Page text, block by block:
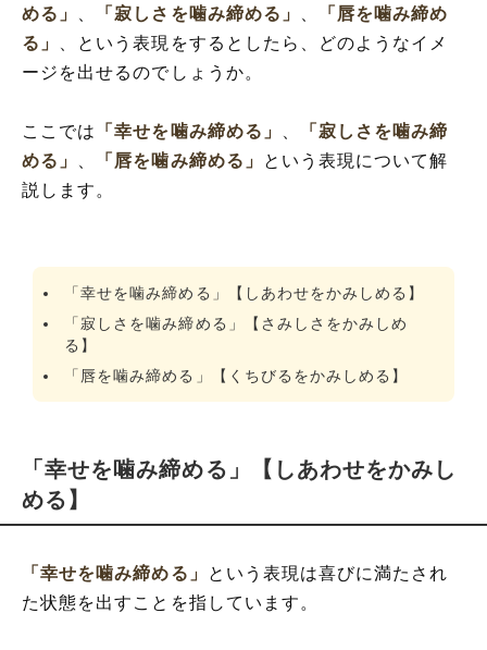
める」
「寂しさを噛み締める」
「唇を噛み締め
る」
、という表現をするとしたら、どのようなイメ
ージを出せるのでしょうか。
ここでは 「幸せを噛み締める」
「寂しさを噛み締
める」
「唇を噛み締める」
という表現について解
説します。
「幸せを噛み締める」【しあわせをかみしめる】
「寂しさを噛み締める」【さみしさをかみしめ
る】
「唇を噛み締める」【くちびるをかみしめる】
「幸せを噛み締める」【しあわせをかみし
める】
「幸せを噛み締める」
という表現は喜びに満たされ
た状態を出すことを指しています。